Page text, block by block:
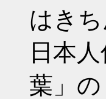
はき
日本
葉」